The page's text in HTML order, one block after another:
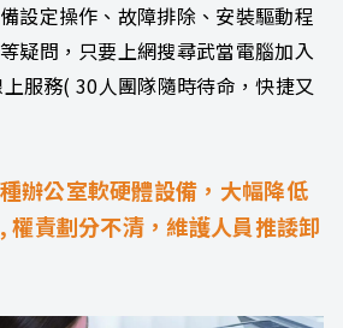
設定操作、故障排除、安裝驅動程
疑問，只要上網搜尋武當電腦加入
服務( 30人團隊隨時待命，快捷又
辦公室軟硬體設備，大幅降低
權責劃分不清，維護人員推諉卸